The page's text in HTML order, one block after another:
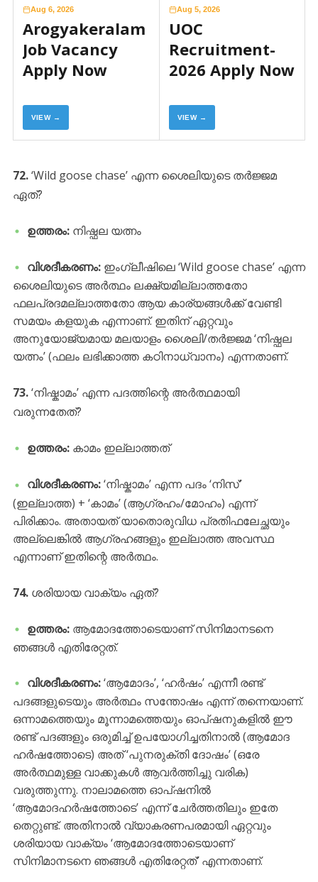
Aug 6, 2026
Arogyakeralam
Job Vacancy
Apply Now
VIEW →
Aug 5, 2026
UOC
Recruitment-
2026 Apply Now
VIEW →
72.‘Wild goose chase’ എന്ന ശൈലിയുടെ തർജ്ജമ
ഏത്?
ഉത്തരം:നിഷ്ഫല യത്നം
വിശദീകരണം:ഇംഗ്ലീഷിലെ ‘Wild goose chase’ എന്ന
ശൈലിയുടെ അർത്ഥം ലക്ഷ്യമില്ലാത്തതോ
ഫലപ്രദമല്ലാത്തതോ ആയ കാര്യങ്ങൾക്ക് വേണ്ടി
സമയം കളയുക എന്നാണ്. ഇതിന് ഏറ്റവും
അനുയോജ്യമായ മലയാളം ശൈലി/തർജ്ജമ ‘നിഷ്ഫല
യത്നം’ (ഫലം ലഭിക്കാത്ത കഠിനാധ്വാനം) എന്നതാണ്.
73.‘നിഷ്കാമം’ എന്ന പദത്തിന്റെ അർത്ഥമായി
വരുന്നതേത്?
ഉത്തരം:കാമം ഇല്ലാത്തത്
വിശദീകരണം:‘നിഷ്കാമം’ എന്ന പദം ‘നിസ്’
(ഇല്ലാത്ത) + ‘കാമം’ (ആഗ്രഹം/മോഹം) എന്ന്
പിരിക്കാം. അതായത് യാതൊരുവിധ പ്രതിഫലേച്ഛയും
അല്ലെങ്കിൽ ആഗ്രഹങ്ങളും ഇല്ലാത്ത അവസ്ഥ
എന്നാണ് ഇതിന്റെ അർത്ഥം.
74.ശരിയായ വാക്യം ഏത്?
ഉത്തരം:ആമോദത്തോടെയാണ് സിനിമാനടനെ
ഞങ്ങൾ എതിരേറ്റത്.
വിശദീകരണം:‘ആമോദം’, ‘ഹർഷം’ എന്നീ രണ്ട്
പദങ്ങളുടെയും അർത്ഥം സന്തോഷം എന്ന് തന്നെയാണ്.
ഒന്നാമത്തെയും മൂന്നാമത്തെയും ഓപ്ഷനുകളിൽ ഈ
രണ്ട് പദങ്ങളും ഒരുമിച്ച് ഉപയോഗിച്ചതിനാൽ (ആമോദ
ഹർഷത്തോടെ) അത് ‘പുനരുക്തി ദോഷം’ (ഒരേ
അർത്ഥമുള്ള വാക്കുകൾ ആവർത്തിച്ചു വരിക)
വരുത്തുന്നു. നാലാമത്തെ ഓപ്ഷനിൽ
‘ആമോദഹർഷത്തോടെ’ എന്ന് ചേർത്തതിലും ഇതേ
തെറ്റുണ്ട്. അതിനാൽ വ്യാകരണപരമായി ഏറ്റവും
ശരിയായ വാക്യം ‘ആമോദത്തോടെയാണ്
സിനിമാനടനെ ഞങ്ങൾ എതിരേറ്റത്’ എന്നതാണ്.